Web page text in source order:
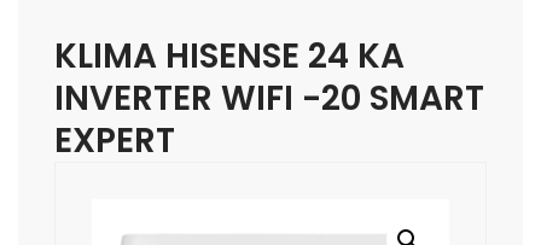
KLIMA HISENSE 24 KA
INVERTER WIFI -20 SMART
EXPERT